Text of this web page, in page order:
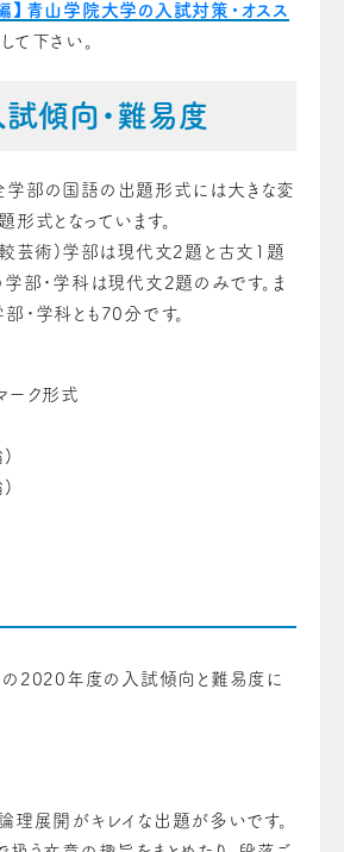
】青山学院大学の入試対策・オスス
て下さい。
試傾向・難易度
部の国語の出題形式には大きな変
式となっています。
較芸術)学部は現代文2題と古文1題
部・学科は現代文2題のみです。ま
・学科とも70分です。
ーク形式
)
)
2020年度の入試傾向と難易度に
理展開がキレイな出題が多いです。